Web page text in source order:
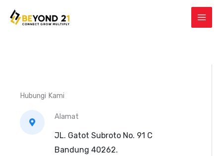
Hubungi Kami
Alamat
JL. Gatot Subroto No. 91 C
Bandung 40262.